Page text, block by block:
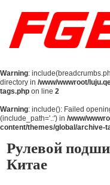
Главная
О Нас
Продукция
Новости
Warning:
directory in /www/wwwroot/
tags.php on line 2
Warning: include(): Failed
(include_path='.:') in /www/
content/themes/global/archive-
Рулевой
Китае